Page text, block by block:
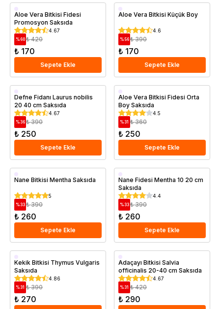
Saksıda
Aloe Vera Bitkisi Fidesi
Promosyon Saksıda
4.67
% 60 ₺ 420
₺ 170
Sepete Ekle
Saksıda
Aloe Vera Bitkisi Küçük Boy
4.6
% 56 ₺ 390
₺ 170
Sepete Ekle
Saksıda
Defne Fidanı Laurus nobilis
20 40 cm Saksıda
4.67
%36 ₺ 390
₺ 250
Sepete Ekle
Saksıda
Aloe Vera Bitkisi Fidesi Orta
Boy Saksıda
4.5
%31 ₺ 360
₺ 250
Sepete Ekle
Saksıda
Nane Bitkisi Mentha Saksıda
5
%33 ₺ 390
₺ 260
Sepete Ekle
Saksıda
Nane Fidesi Mentha 10 20 cm
Saksıda
4.4
%33 ₺ 390
₺ 260
Sepete Ekle
Saksıda
Kekik Bitkisi Thymus Vulgaris
Saksıda
4.86
%31 ₺ 390
₺ 270
Saksıda
Adaçayı Bitkisi Salvia
officinalis 20-40 cm Saksıda
4.67
%31 ₺ 420
₺ 290